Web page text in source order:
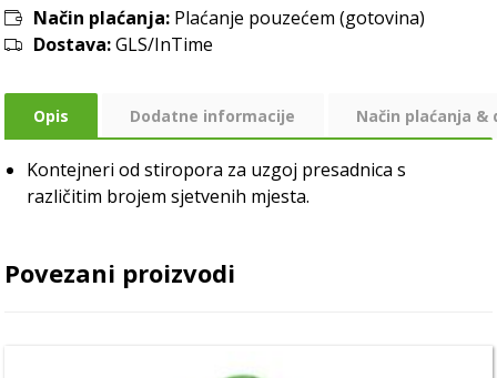
Način plaćanja: Plaćanje pouzećem (gotovina)
Dostava:GLS/InTime
Opis Dodatne informacije Način plaćanja &
Kontejneri od stiropora za uzgoj presadnica s
različitim brojem sjetvenih mjesta.
Povezani proizvodi